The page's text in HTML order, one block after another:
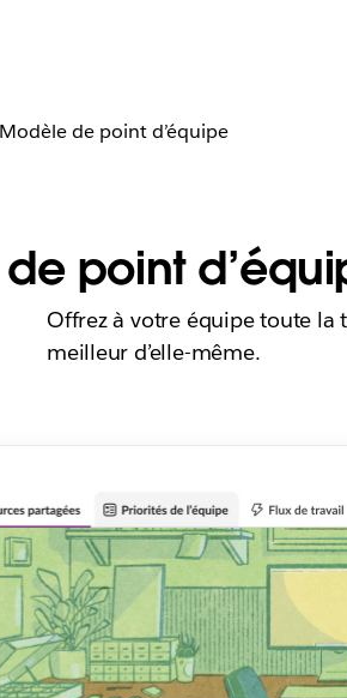
Modèle de point d’équipe
point
Offrez à votre équipe toute la
meilleur d’elle-même.